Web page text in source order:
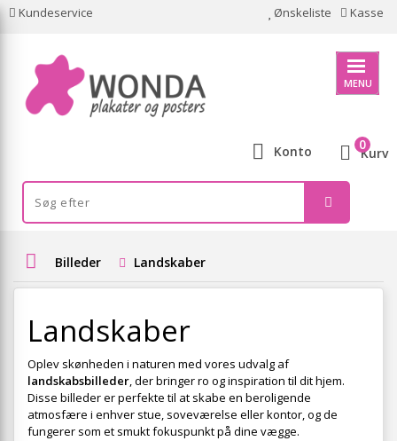
Kundeservice Ønskeliste Kasse
MENU
Konto Kurv
0
Billeder Landskaber
Landskaber
Oplev skønheden i naturen med vores udvalg af
landskabsbilleder, der bringer ro og inspiration til dit hjem.
Disse billeder er perfekte til at skabe en beroligende
atmosfære i enhver stue, soveværelse eller kontor, og de
fungerer som et smukt fokuspunkt på dine vægge.